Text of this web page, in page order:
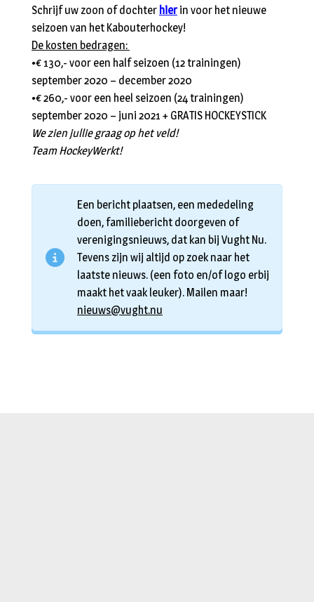
Schrijf uw zoon of dochter hierin voor het nieuwe
seizoen van het Kabouterhockey!
De kosten bedragen:
•€ 130,- voor een half seizoen (12 trainingen)
september 2020 – december 2020
•€ 260,- voor een heel seizoen (24 trainingen)
september 2020 – juni 2021 + GRATIS HOCKEYSTICK
We zien jullie graag op het veld!
Team HockeyWerkt!
Een bericht plaatsen, een mededeling
doen, familiebericht doorgeven of
verenigingsnieuws, dat kan bij Vught Nu.
Tevens zijn wij altijd op zoek naar het
laatste nieuws. (een foto en/of logo erbij
maakt het vaak leuker). Mailen maar!
nieuws@vught.nu